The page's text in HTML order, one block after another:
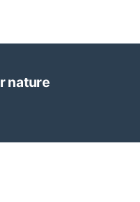
nature